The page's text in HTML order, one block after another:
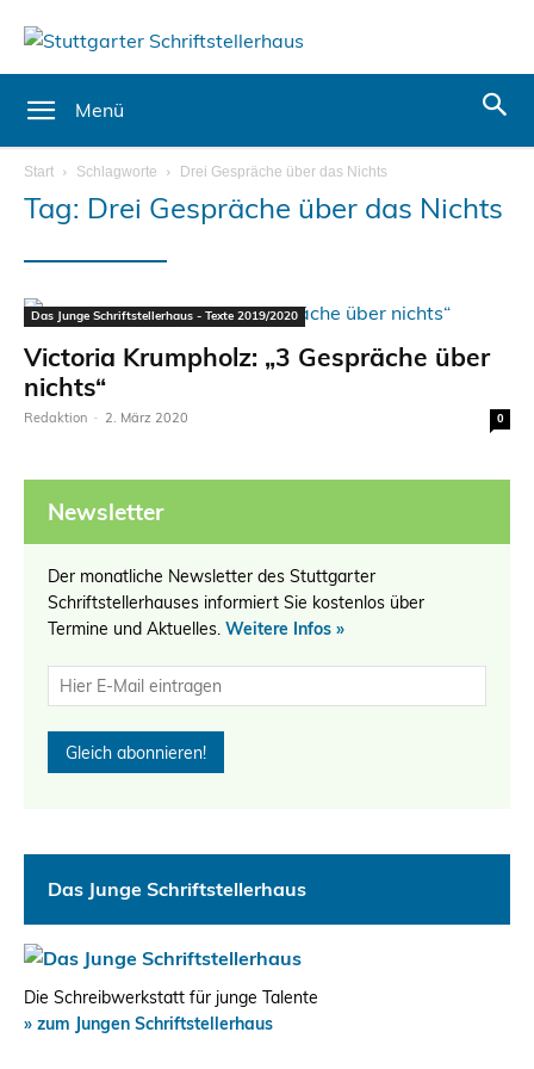
Menü
Start Schlagworte Drei Gespräche über das Nichts
Tag: Drei Gespräche über das Nichts
Das Junge Schriftstellerhaus - Texte 2019/2020
Victoria Krumpholz: „3 Gespräche über
nichts“
Redaktion - 2. März 2020 0
Newsletter
Der monatliche Newsletter des Stuttgarter
Schriftstellerhauses informiert Sie kostenlos über
Termine und Aktuelles. Weitere Infos »
Das Junge Schriftstellerhaus
Die Schreibwerkstatt für junge Talente
» zum Jungen Schriftstellerhaus